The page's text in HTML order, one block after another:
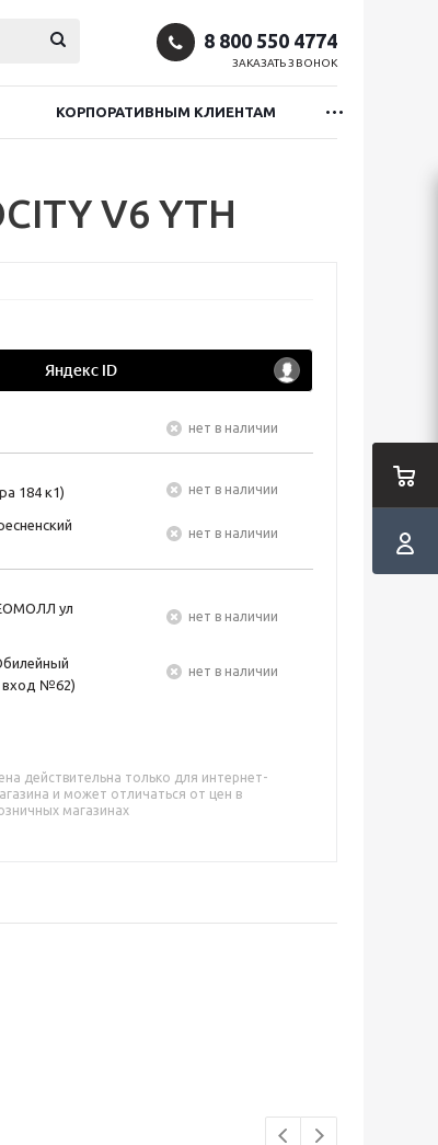
8 800 550 4774
ЗАКАЗАТЬ ЗВОНОК
КОРПОРАТИВНЫМ КЛИЕНТАМ
V6 YTH
Нет в наличии
184 к1)
Нет в наличии
Нет в наличии
ул
Нет в наличии
вход №62)
Нет в наличии
действительна только для интернет-
и может отличаться от цен в
магазинах